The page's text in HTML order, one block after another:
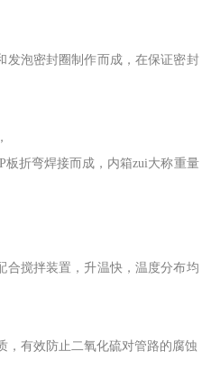
发泡密封圈制作而成，在保证密封
板折弯焊接而成，内箱zui大称重量
合搅拌装置，升温快，温度分布均
，有效防止二氧化硫对管路的腐蚀